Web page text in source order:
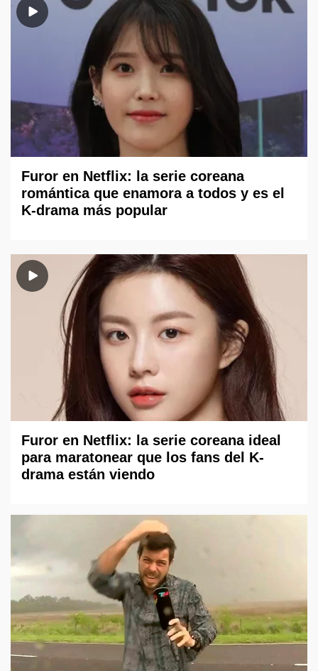
Furor en Netflix: la serie coreana
romántica que enamora a todos y es el
K-drama más popular
Furor en Netflix: la serie coreana ideal
para maratonear que los fans del K-
drama están viendo